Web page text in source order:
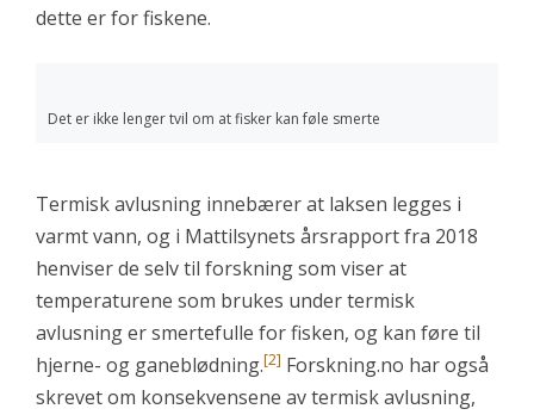
dette er for fiskene.
Det er ikke lenger tvil om at fisker kan føle smerte
Termisk avlusning innebærer at laksen legges i
varmt vann, og i Mattilsynets årsrapport fra 2018
henviser de selv til forskning som viser at
temperaturene som brukes under termisk
avlusning er smertefulle for fisken, og kan føre til
hjerne- og ganeblødning.[2] Forskning.no har også
skrevet om konsekvensene av termisk avlusning,